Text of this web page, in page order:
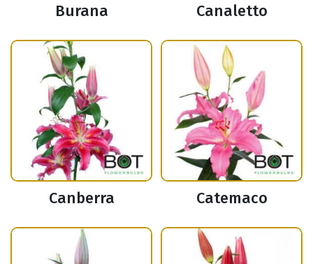
Burana Canaletto
Canberra Catemaco